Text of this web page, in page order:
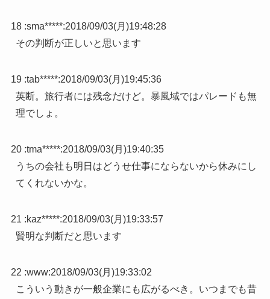
18 :sma*****:2018/09/03(月)19:48:28
その判断が正しいと思います
19 :tab*****:2018/09/03(月)19:45:36
英断。旅行者には残念だけど。暴風域ではパレードも無
理でしょ。
20 :tma*****:2018/09/03(月)19:40:35
うちの会社も明日はどうせ仕事にならないから休みにし
てくれないかな。
21 :kaz*****:2018/09/03(月)19:33:57
賢明な判断だと思います
22 :www:2018/09/03(月)19:33:02
こういう動きが一般企業にも広がるべき。いつまでも昔